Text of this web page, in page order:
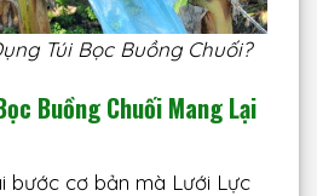
Túi Bọc Buồng Chuối?
Buồng Chuối Mang Lại
bước cơ bản mà Lưới Lực